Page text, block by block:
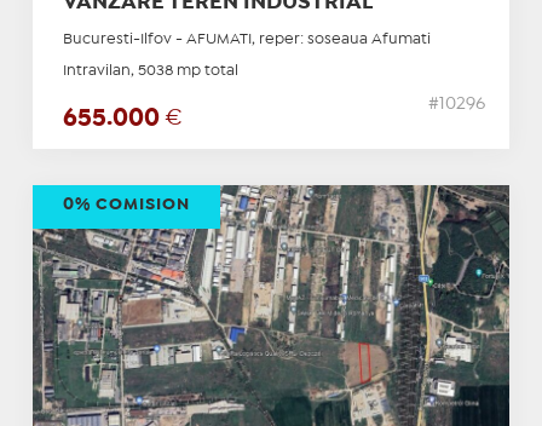
Bucuresti-Ilfov - AFUMATI, reper: soseaua Afumati
Intravilan, 5038 mp total
655.000 €
#10296
0% COMISION